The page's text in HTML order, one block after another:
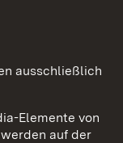
ausschließlich
Elemente von
auf der